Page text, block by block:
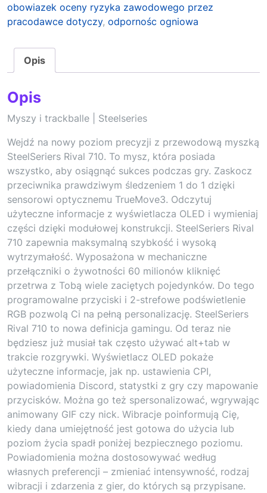
obowiazek oceny ryzyka zawodowego przez
pracodawce dotyczy, odpornośc ogniowa
Opis
Opis
Myszy i trackballe | Steelseries
Wejdź na nowy poziom precyzji z przewodową myszką
SteelSeriers Rival 710. To mysz, która posiada
wszystko, aby osiągnąć sukces podczas gry. Zaskocz
przeciwnika prawdziwym śledzeniem 1 do 1 dzięki
sensorowi optycznemu TrueMove3. Odczytuj
użyteczne informacje z wyświetlacza OLED i wymieniaj
części dzięki modułowej konstrukcji. SteelSeriers Rival
710 zapewnia maksymalną szybkość i wysoką
wytrzymałość. Wyposażona w mechaniczne
przełączniki o żywotności 60 milionów kliknięć
przetrwa z Tobą wiele zaciętych pojedynków. Do tego
programowalne przyciski i 2-strefowe podświetlenie
RGB pozwolą Ci na pełną personalizację. SteelSeriers
Rival 710 to nowa definicja gamingu. Od teraz nie
będziesz już musiał tak często używać alt+tab w
trakcie rozgrywki. Wyświetlacz OLED pokaże
użyteczne informacje, jak np. ustawienia CPI,
powiadomienia Discord, statystki z gry czy mapowanie
przycisków. Można go też spersonalizować, wgrywając
animowany GIF czy nick. Wibracje poinformują Cię,
kiedy dana umiejętność jest gotowa do użycia lub
poziom życia spadł poniżej bezpiecznego poziomu.
Powiadomienia można dostosowywać według
własnych preferencji – zmieniać intensywność, rodzaj
wibracji i zdarzenia z gier, do których są przypisane.